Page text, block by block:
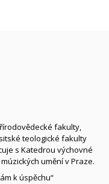
fakulty,
teologické fakulty
s Katedrou výchovné
umění v Praze.
k úspěchu“